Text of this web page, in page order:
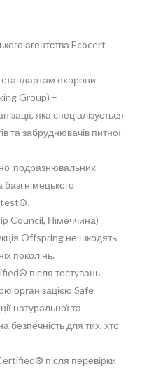
агентства Ecocert
стандартам охорони
Group) –
яка спеціалізується
та забруднювачів питної
подразнювальних
німецького
Council, Німеччина)
Offspring не шкодять
поколінь.
після тестувань
організацією Safe
натуральної та
безпечність для тих, хто
після перевірки